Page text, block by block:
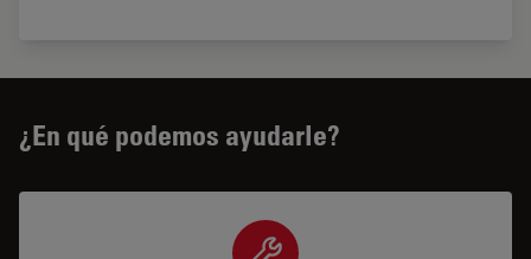
¿En qué podemos ayudarle?